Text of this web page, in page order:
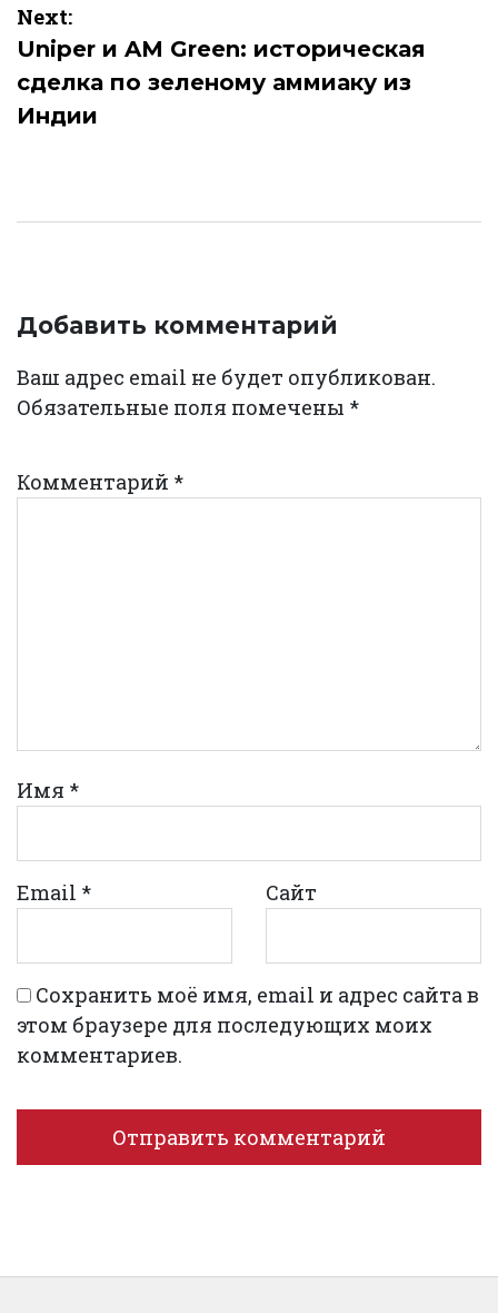
Next:
Uniper и AM Green: историческая
сделка по зеленому аммиаку из
Индии
Добавить комментарий
Ваш адрес email не будет опубликован.
Обязательные поля помечены *
Комментарий *
Имя *
Email * Сайт
Сохранить моё имя, email и адрес сайта в
этом браузере для последующих моих
комментариев.